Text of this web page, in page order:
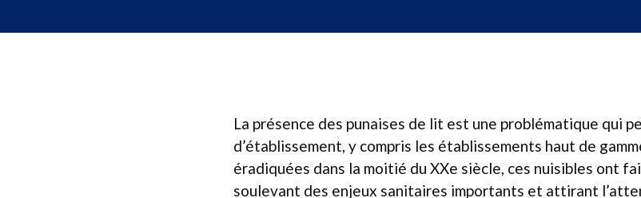
La présence des punaises de lit est une problématique qui
d’établissement, y compris les établissements haut de
éradiquées dans la moitié du XXe siècle, ces nuisibles ont
soulevant des enjeux sanitaires importants et attirant